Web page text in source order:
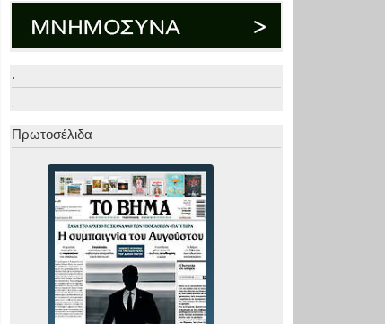
.
.
Πρωτοσέλιδα